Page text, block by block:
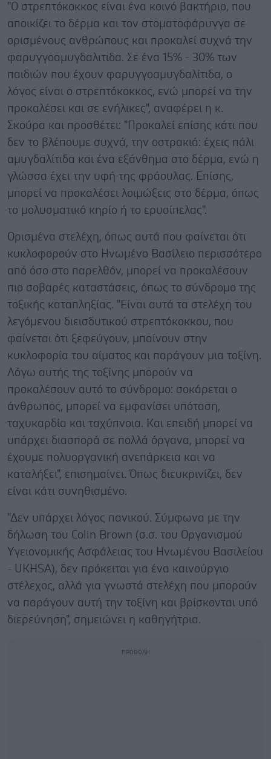
"Ο στρεπτόκοκκος είναι ένα κοινό βακτήριο, που
αποικίζει το δέρμα και τον στοματοφάρυγγα σε
ορισμένους ανθρώπους και προκαλεί συχνά την
φαρυγγοαμυγδαλιτιδα. Σε ένα 15% - 30% των
παιδιών που έχουν φαρυγγοαμυγδαλίτιδα, ο
λόγος είναι ο στρεπτόκοκκος, ενώ μπορεί να την
προκαλέσει και σε ενήλικες", αναφέρει η κ.
Σκούρα και προσθέτει: "Προκαλεί επίσης κάτι που
δεν το βλέπουμε συχνά, την οστρακιά: έχεις πάλι
αμυγδαλίτιδα και ένα εξάνθημα στο δέρμα, ενώ η
γλώσσα έχει την υφή της φράουλας. Επίσης,
μπορεί να προκαλέσει λοιμώξεις στο δέρμα, όπως
το μολυσματικό κηρίο ή το ερυσίπελας".
Ορισμένα στελέχη, όπως αυτά που φαίνεται ότι
κυκλοφορούν στο Ηνωμένο Βασίλειο περισσότερο
από όσο στο παρελθόν, μπορεί να προκαλέσουν
πιο σοβαρές καταστάσεις, όπως το σύνδρομο της
τοξικής καταπληξίας. "Είναι αυτά τα στελέχη του
λεγόμενου διεισδυτικού στρεπτόκοκκου, που
φαίνεται ότι ξεφεύγουν, μπαίνουν στην
κυκλοφορία του αίματος και παράγουν μια τοξίνη.
Λόγω αυτής της τοξίνης μπορούν να
προκαλέσουν αυτό το σύνδρομο: σοκάρεται ο
άνθρωπος, μπορεί να εμφανίσει υπόταση,
ταχυκαρδία και ταχύπνοια. Και επειδή μπορεί να
υπάρχει διασπορά σε πολλά όργανα, μπορεί να
έχουμε πολυοργανική ανεπάρκεια και να
καταλήξει", επισημαίνει. Όπως διευκρινίζει, δεν
είναι κάτι συνηθισμένο.
"Δεν υπάρχει λόγος πανικού. Σύμφωνα με την
δήλωση του Colin Brown (σ.σ. του Οργανισμού
Υγειονομικής Ασφάλειας του Ηνωμένου Βασιλείου
- UKHSA), δεν πρόκειται για ένα καινούργιο
στέλεχος, αλλά για γνωστά στελέχη που μπορούν
να παράγουν αυτή την τοξίνη και βρίσκονται υπό
διερεύνηση", σημειώνει η καθηγήτρια.